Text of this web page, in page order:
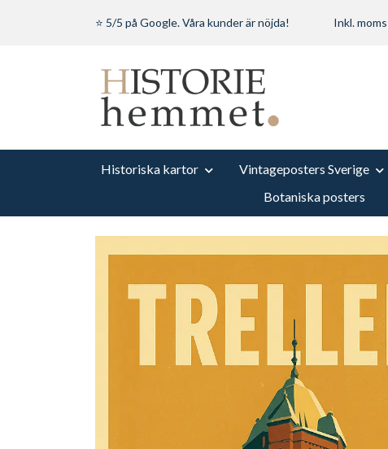
⭐ 5/5 på Google. Våra kunder är nöjda! Inkl. moms
Historiska kartor Vintageposters Sverige
Botaniska posters